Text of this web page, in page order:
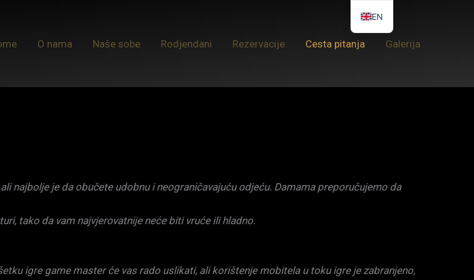
O nama Naše sobe Rodjendani Rezervacije Cesta pitanja Galerija
najbolje je da obučete udobnu i neograničavajuću odjeću. Damama preporučujemo da
tako da vam najvjerovatnije neće biti vruće ili hladno.
igre game master će vas rado uslikati, ali korištenje mobitela u toku igre je zabranjeno,
EN